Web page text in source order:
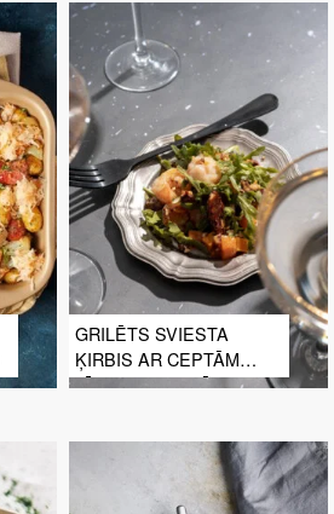
GRILĒTS SVIESTA
ĶIRBIS AR CEPTĀM
TĪĢERGARNELĒM UN